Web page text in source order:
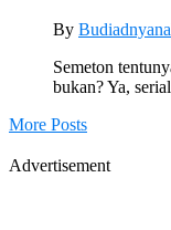
By Budiadnyana
Semeton
bukan? Ya,
More Posts
Advertisement